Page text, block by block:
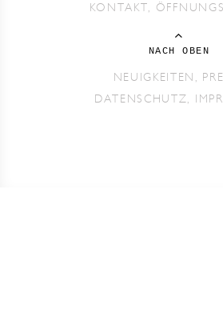
KONTAKT,
NEUIGKEITEN,
DATENSCHUTZ,
NACH OBEN